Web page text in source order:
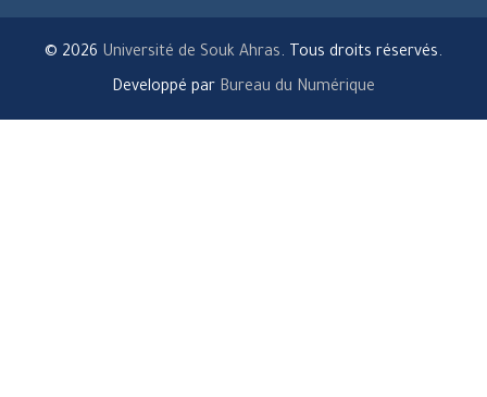
© 2026 Université de Souk Ahras. Tous droits réservés.
Developpé par Bureau du Numérique